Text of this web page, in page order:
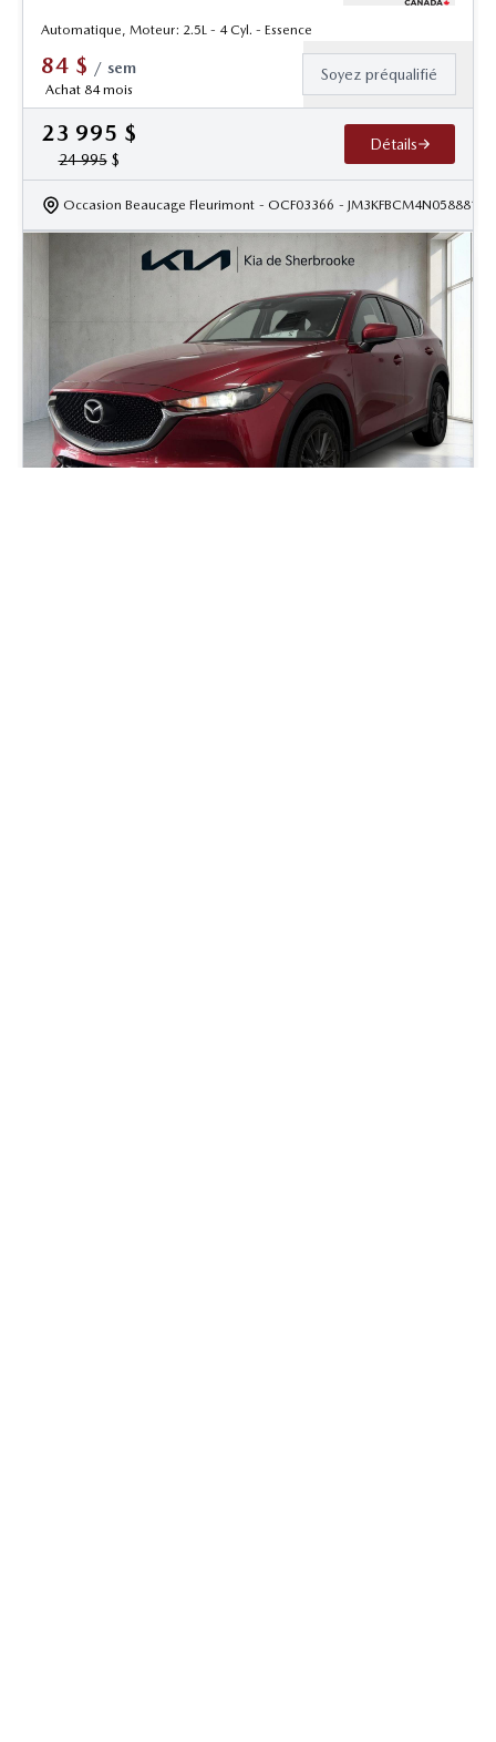
Automatique, Moteur: 2.5L - 4 Cyl. - Essence
84 $ / sem
Achat 84 mois
Soyez préqualifié
23 995 $
24 995$
Détails
Occasion Beaucage Fleurimont - OCF03366 - JM3KFBCM4N0588811